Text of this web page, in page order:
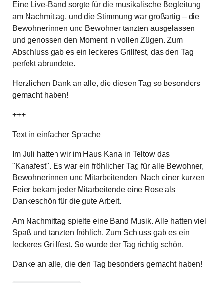
Eine Live-Band sorgte für die musikalische Begleitung
am Nachmittag, und die Stimmung war großartig – die
Bewohnerinnen und Bewohner tanzten ausgelassen
und genossen den Moment in vollen Zügen. Zum
Abschluss gab es ein leckeres Grillfest, das den Tag
perfekt abrundete.
Herzlichen Dank an alle, die diesen Tag so besonders
gemacht haben!
+++
Text in einfacher Sprache
Im Juli hatten wir im Haus Kana in Teltow das
"Kanafest". Es war ein fröhlicher Tag für alle Bewohner,
Bewohnerinnen und Mitarbeitenden. Nach einer kurzen
Feier bekam jeder Mitarbeitende eine Rose als
Dankeschön für die gute Arbeit.
Am Nachmittag spielte eine Band Musik. Alle hatten viel
Spaß und tanzten fröhlich. Zum Schluss gab es ein
leckeres Grillfest. So wurde der Tag richtig schön.
Danke an alle, die den Tag besonders gemacht haben!